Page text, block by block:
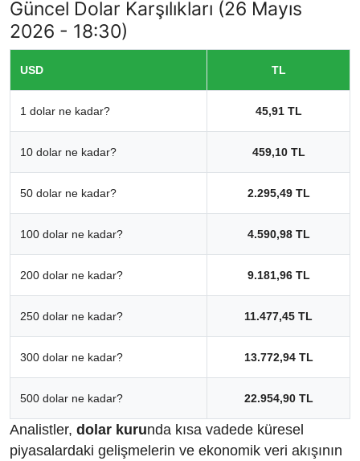
Güncel Dolar Karşılıkları (26 Mayıs
2026 - 18:30)
USD TL
1 dolar ne kadar? 45,91 TL
10 dolar ne kadar? 459,10 TL
50 dolar ne kadar? 2.295,49 TL
100 dolar ne kadar? 4.590,98 TL
200 dolar ne kadar? 9.181,96 TL
250 dolar ne kadar? 11.477,45 TL
300 dolar ne kadar? 13.772,94 TL
500 dolar ne kadar? 22.954,90 TL
Analistler, dolar kurunda kısa vadede küresel
piyasalardaki gelişmelerin ve ekonomik veri akışının